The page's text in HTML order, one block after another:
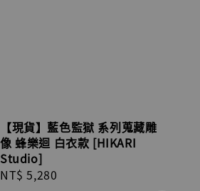
【現貨】藍色監獄 系列蒐藏雕
像 蜂樂迴 白衣款 [HIKARI
Studio]
Regular
NT$ 5,280